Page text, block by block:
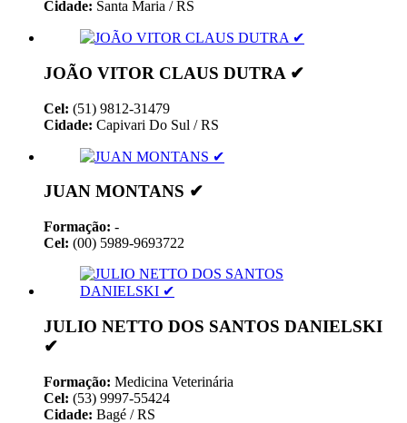
Cidade: Santa Maria / RS
JOÃO VITOR CLAUS DUTRA ✔
Cel: (51) 9812-31479
Cidade: Capivari Do Sul / RS
JUAN MONTANS ✔
Formação: -
Cel: (00) 5989-9693722
JULIO NETTO DOS SANTOS DANIELSKI
✔
Formação: Medicina Veterinária
Cel: (53) 9997-55424
Cidade: Bagé / RS